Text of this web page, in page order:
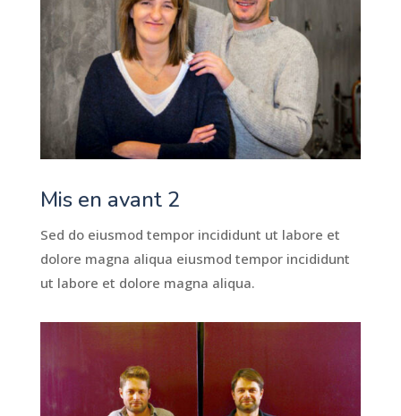
Mis en avant 2
Sed do eiusmod tempor incididunt ut labore et
dolore magna aliqua eiusmod tempor incididunt
ut labore et dolore magna aliqua.